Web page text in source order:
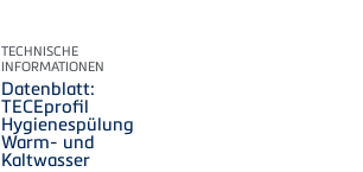
TECHNISCHE
INFORMATIONEN
Datenblatt:
TECEprofil
Hygienespülung
Warm- und
Kaltwasser